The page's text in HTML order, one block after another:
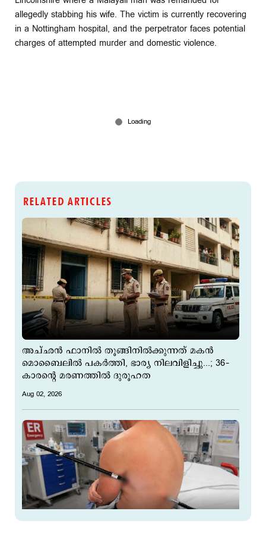
allegedly stabbing his wife. The victim is currently recovering
in a Nottingham hospital, and the perpetrator faces potential
charges of attempted murder and domestic violence.
RELATED ARTICLES
അച്ഛൻ ഫാനിൽ തൂങ്ങിനിൽക്കുന്നത് മകന്‍
മൊബൈലില്‍ പകർത്തി, ഭാര്യ നിലവിളിച്ചു...; 36–
കാരന്‍റെ മരണത്തില്‍ ദുരൂഹത
Aug 02, 2026